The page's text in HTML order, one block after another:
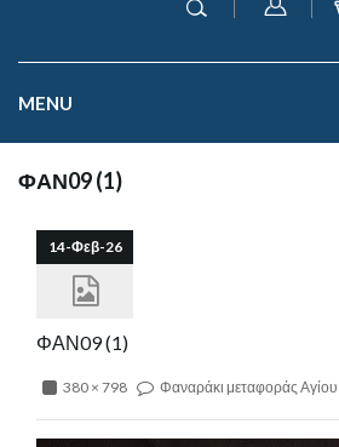
MENU
ΦΑΝ09 (1)
14-Φεβ-26
ΦΑΝ09 (1)
380 × 798 Φαναράκι μεταφοράς